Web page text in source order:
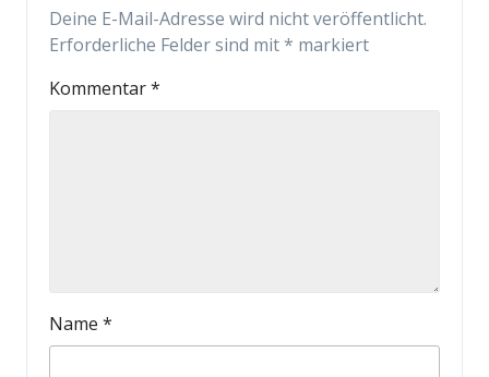
Deine E-Mail-Adresse wird nicht veröffentlicht.
Erforderliche Felder sind mit* markiert
Kommentar*
Name *